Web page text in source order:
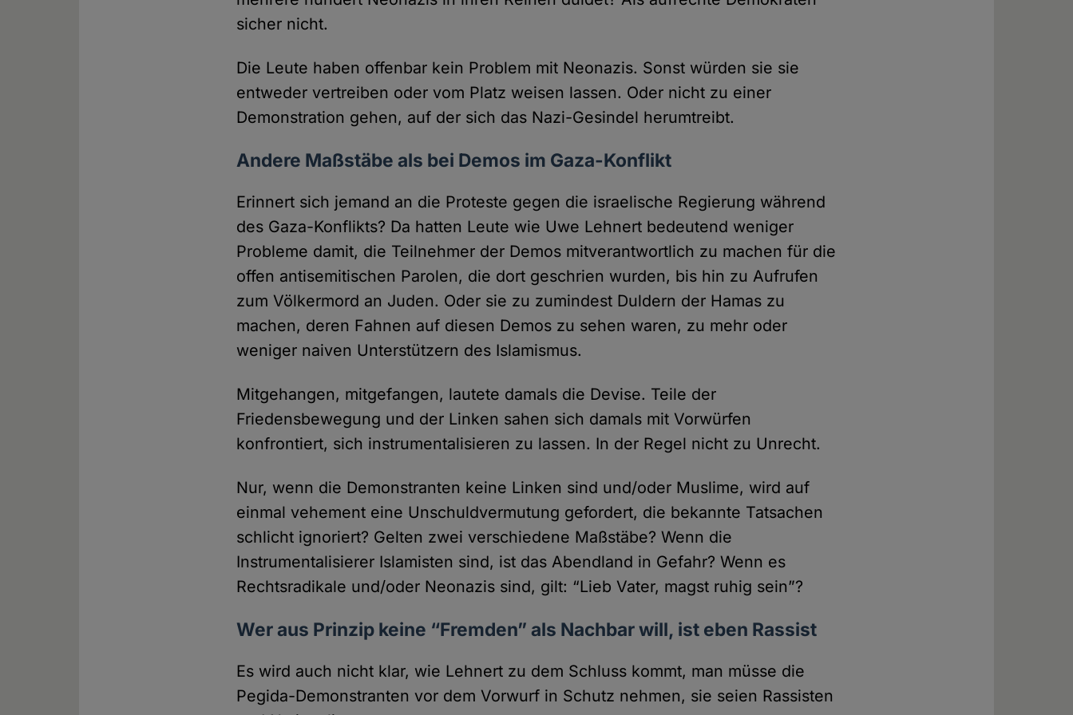
sicher nicht.
Die Leute haben offenbar kein Problem mit Neonazis. Sonst würden sie sie
entweder vertreiben oder vom Platz weisen lassen. Oder nicht zu einer
Demonstration gehen, auf der sich das Nazi-Gesindel herumtreibt.
Andere Maßstäbe als bei Demos im Gaza-Konflikt
Erinnert sich jemand an die Proteste gegen die israelische Regierung während
des Gaza-Konflikts? Da hatten Leute wie Uwe Lehnert bedeutend weniger
Probleme damit, die Teilnehmer der Demos mitverantwortlich zu machen für die
offen antisemitischen Parolen, die dort geschrien wurden, bis hin zu Aufrufen
zum Völkermord an Juden. Oder sie zu zumindest Duldern der Hamas zu
machen, deren Fahnen auf diesen Demos zu sehen waren, zu mehr oder
weniger naiven Unterstützern des Islamismus.
Mitgehangen, mitgefangen, lautete damals die Devise. Teile der
Friedensbewegung und der Linken sahen sich damals mit Vorwürfen
konfrontiert, sich instrumentalisieren zu lassen. In der Regel nicht zu Unrecht.
Nur, wenn die Demonstranten keine Linken sind und/oder Muslime, wird auf
einmal vehement eine Unschuldvermutung gefordert, die bekannte Tatsachen
schlicht ignoriert? Gelten zwei verschiedene Maßstäbe? Wenn die
Instrumentalisierer Islamisten sind, ist das Abendland in Gefahr? Wenn es
Rechtsradikale und/oder Neonazis sind, gilt: “Lieb Vater, magst ruhig sein”?
Wer aus Prinzip keine “Fremden” als Nachbar will, ist eben Rassist
Es wird auch nicht klar, wie Lehnert zu dem Schluss kommt, man müsse die
Pegida-Demonstranten vor dem Vorwurf in Schutz nehmen, sie seien Rassisten